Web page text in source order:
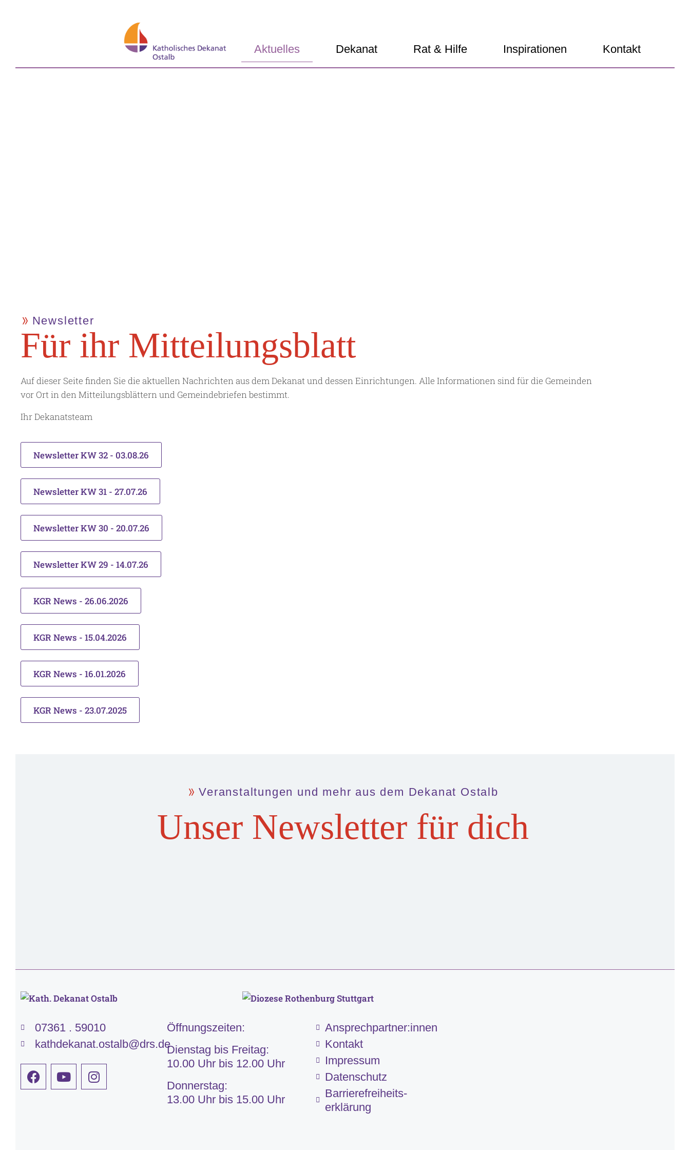
Aktuelles Dekanat Rat & Hilfe Inspirationen Kontakt
Newsletter
Für ihr Mit­teil­ungs­blatt
Auf dieser Seite finden Sie die aktuellen Nachrichten aus dem Dekanat und dessen Einrichtungen. Alle Informationen sind für die Gemeinden
vor Ort in den Mitteilungsblättern und Gemeindebriefen bestimmt.
Ihr Dekanatsteam
Newsletter KW 32 - 03.08.26
Newsletter KW 31 - 27.07.26
Newsletter KW 30 - 20.07.26
Newsletter KW 29 - 14.07.26
KGR News - 26.06.2026
KGR News - 15.04.2026
KGR News - 16.01.2026
KGR News - 23.07.2025
Veranstaltungen und mehr aus dem Dekanat Ostalb
Unser Newsletter für dich
07361 . 59010
kathdekanat.ostalb@drs.de
Öffnungszeiten:
Dienstag bis Freitag:
10.00 Uhr bis 12.00 Uhr
Donnerstag:
13.00 Uhr bis 15.00 Uhr
Ansprechpartner:innen
Kontakt
Impressum
Datenschutz
Barriere­frei­heits­
erklärung